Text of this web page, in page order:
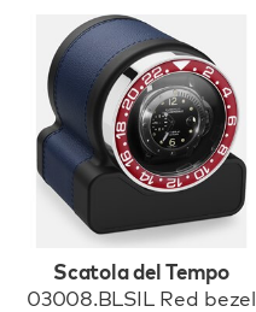
Scatola del Tempo
03008.BLSIL Red bezel